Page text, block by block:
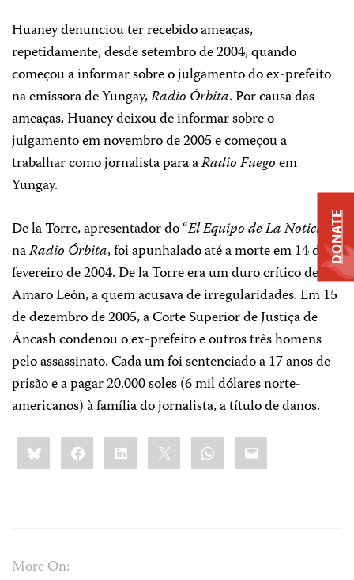
Huaney denunciou ter recebido ameaças,
repetidamente, desde setembro de 2004, quando
começou a informar sobre o julgamento do ex-prefeito
na emissora de Yungay,Radio Órbita. Por causa das
ameaças, Huaney deixou de informar sobre o
julgamento em novembro de 2005 e começou a
trabalhar como jornalista para aRadio Fuegoem
Yungay.
De la Torre, apresentador do “El Equipo de La Noticia ”,
naRadio Órbita, foi apunhalado até a morte em 14 de
fevereiro de 2004. De la Torre era um duro crítico de
Amaro León, a quem acusava de irregularidades. Em 15
de dezembro de 2005, a Corte Superior de Justiça de
Áncash condenou o ex-prefeito e outros três homens
pelo assassinato. Cada um foi sentenciado a 17 anos de
prisão e a pagar 20.000 soles (6 mil dólares norte-
americanos) à família do jornalista, a título de danos.
Share
this:BlueskyFacebookLinkedIn WhatsApp
Email
More On:
DONATE